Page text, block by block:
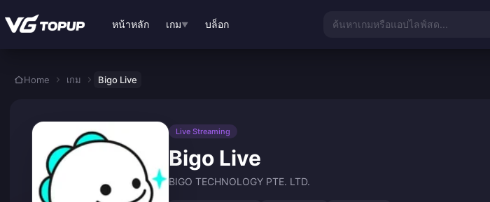
หน้าหลัก เกม▼ บล็อก ค้นหาเกมหรือแอปไลฟ์สด...
Home เกม Bigo Live
Live Streaming
Bigo Live
BIGO TECHNOLOGY PTE. LTD.